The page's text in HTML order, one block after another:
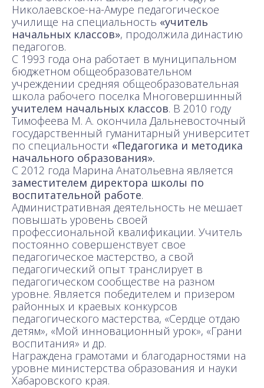
Николаевское-на-Амуре педагогическое
училище на специальность «учитель
начальных классов», продолжила династию
педагогов.
С 1993 года она работает в муниципальном
бюджетном общеобразовательном
учреждении средняя общеобразовательная
школа рабочего поселка Многовершинный
учителем начальных классов. В 2010 году
Тимофеева М. А. окончила Дальневосточный
государственный гуманитарный университет
по специальности «Педагогика и методика
начального образования».
С 2012 года Марина Анатольевна является
заместителем директора школы по
воспитательной работе.
Административная деятельность не мешает
повышать уровень своей
профессиональной квалификации. Учитель
постоянно совершенствует свое
педагогическое мастерство, а свой
педагогический опыт транслирует в
педагогическом сообществе на разном
уровне. Является победителем и призером
районных и краевых конкурсов
педагогического мастерства, «Сердце отдаю
детям», «Мой инновационный урок», «Грани
воспитания» и др.
Награждена грамотами и благодарностями на
уровне министерства образования и науки
Хабаровского края.